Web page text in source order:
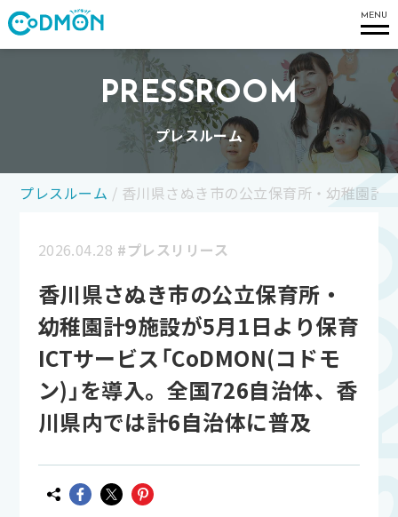
MENU
PRESSROOM
プレスルーム
プレスルーム / 香川県さぬき市の公立保育所・幼稚園計
2026.04.28 #プレスリリース
香川県さぬき市の公立保育所・
幼稚園計9施設が5月1日より保育
ICTサービス「CoDMON(コドモ
ン)」を導入。全国726自治体、香
川県内では計6自治体に普及